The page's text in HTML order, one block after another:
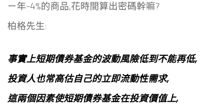
ㄧ年-4%的商品,花時間算出密碼幹嘛?
柏格先生:
事實上短期債券基金的波動風險低到不能再低,
投資人也常高估自己的立即流動性需求,
這兩個因素使短期債券基金在投資價值上,